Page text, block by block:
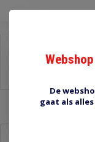
Stel een vraag over dit
De
gaat als